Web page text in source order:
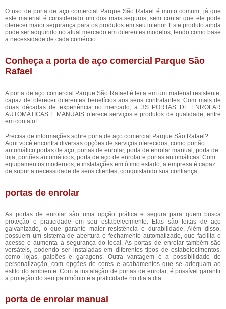
O uso de porta de aço comercial Parque São Rafael é muito comum, já que
este material é considerado um dos mais seguros, sem contar que ele pode
oferecer maior segurança para os produtos em seu interior. Este produto ainda
pode ser adquirido no atual mercado em diferentes modelos, tendo como base
a necessidade de cada comércio.
Conheça a porta de aço comercial Parque São
Rafael
A porta de aço comercial Parque São Rafael é feita em um material resistente,
capaz de oferecer diferentes benefícios aos seus contratantes. Com mais de
duas décadas de experiência no mercado, a 3S PORTAS DE ENROLAR
AUTOMÁTICAS E MANUAIS oferece serviços e produtos de qualidade, entre
em contato!
Precisa de informações sobre porta de aço comercial Parque São Rafael?
Aqui você encontra diversas opções de serviços oferecidos, como portão
automático,portas de aço, portas de enrolar, porta de enrolar manual, porta de
loja, portões automáticos, porta de aço de enrolar e portas automáticas. Com
equipamentos modernos, e instalações em ótimo estado, a empresa é capaz
de suprir a necessidade de seus clientes, conquistando sua confiança.
portas de enrolar
As portas de enrolar são uma opção prática e segura para quem busca
proteção e praticidade em seu estabelecimento. Elas são feitas de aço
galvanizado, o que garante maior resistência e durabilidade. Além disso,
possuem um sistema de abertura e fechamento automatizado, que facilita o
acesso e aumenta a segurança do local. As portas de enrolar também são
versáteis, podendo ser instaladas em diferentes tipos de estabelecimentos,
como lojas, galpões e garagens. Outra vantagem é a possibilidade de
personalização, com opções de cores e acabamentos que se adequam ao
estilo do ambiente. Com a instalação de portas de enrolar, é possível garantir
a proteção do seu patrimônio e a praticidade no dia a dia.
porta de enrolar manual